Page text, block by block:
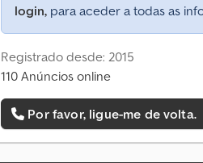
login, para aceder a todas as
Registrado desde: 2015
110 Anúncios online
Por favor, ligue-me de volta.